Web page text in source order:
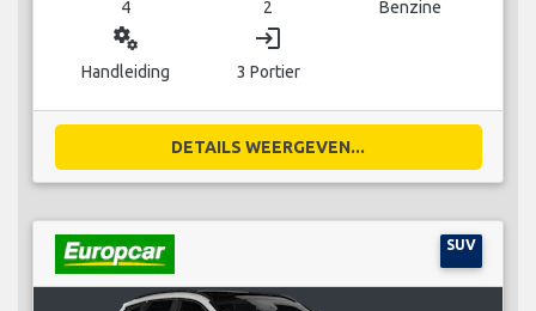
4 2 Benzine
miscellaneous_services
Handleiding
login
3 Portier
DETAILS WEERGEVEN...
SUV